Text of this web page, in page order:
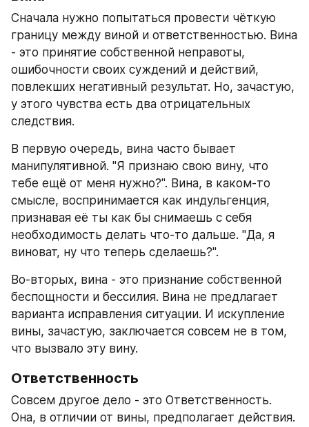
Сначала нужно попытаться провести чёткую
границу между виной и ответственностью. Вина
- это принятие собственной неправоты,
ошибочности своих суждений и действий,
повлекших негативный результат. Но, зачастую,
у этого чувства есть два отрицательных
следствия.
В первую очередь, вина часто бывает
манипулятивной. "Я признаю свою вину, что
тебе ещё от меня нужно?". Вина, в каком-то
смысле, воспринимается как индульгенция,
признавая её ты как бы снимаешь с себя
необходимость делать что-то дальше. "Да, я
виноват, ну что теперь сделаешь?".
Во-вторых, вина - это признание собственной
беспощности и бессилия. Вина не предлагает
варианта исправления ситуации. И искупление
вины, зачастую, заключается совсем не в том,
что вызвало эту вину.
Ответственность
Совсем другое дело - это Ответственность.
Она, в отличии от вины, предполагает действия.